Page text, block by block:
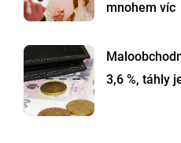
mnohem víc
3,6 %, táhly